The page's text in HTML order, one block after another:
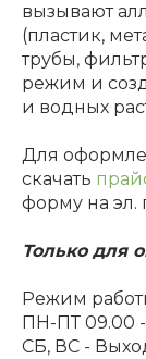
вызывают
(пластик,
трубы,
режим и
и водных
Для
скачать
форму на эл.
Только для
Режим
ПН-ПТ 09.00 -
СБ, ВС -